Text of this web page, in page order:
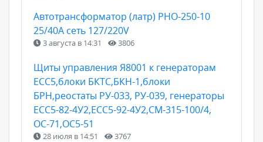
Автотрансформатор (латр) РНО-250-10
25/40А сеть 127/220V
3 августа в 14:31 3806
Щиты управления Я8001 к генераторам
ЕСС5,блоки БКТС,БКН-1,блоки
БРН,реостаты РУ-033, РУ-039, генераторы
ЕСС5-82-4У2,ЕСС5-92-4У2,СМ-315-100/4,
ОС-71,ОС5-51
28 июля в 14:51 3767